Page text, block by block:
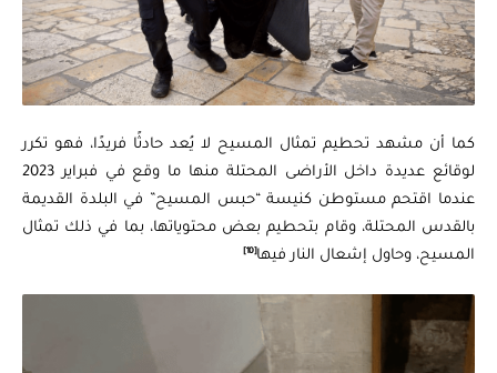
كما أن مشهد تحطيم تمثال المسيح لا يُعد حادثًا فريدًا، فهو تكرر
لوقائع عديدة داخل الأراضى المحتلة منها ما وقع في فبراير 2023
عندما اقتحم مستوطن كنيسة “حبس المسيح” في البلدة القديمة
بالقدس المحتلة، وقام بتحطيم بعض محتوياتها، بما في ذلك تمثال
المسيح، وحاول إشعال النار فيها[10]